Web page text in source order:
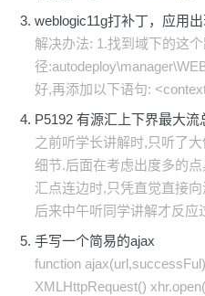
weblogic11g打补丁，应用
解决办法: 1.找到域下的这个
径
好,再添加以下语句:
P5192 有源汇上下界最大流
之前听学长讲解时,只听了
细节.后面在考虑出度多的
汇点连边时,只凭直觉直接
后来中午听同学讲解才反应
手写一个简易的ajax
function
XMLHttpRequest()